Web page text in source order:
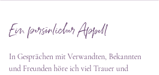
Ein persönlicher Appell
In Gesprächen mit Verwandten, Bekannten
und Freunden höre ich viel Trauer und